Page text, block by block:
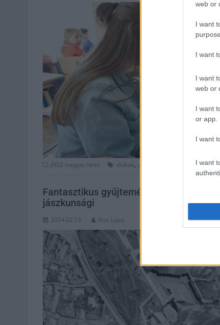
web or
I want
I want
I want
web or
I want
or app.
I want
I want
JNSZ megyei hírek diákok, digitális Jász-
Fantasztikus gyűjtemény, újabb 8000
jászkunsági
2024.02.13. Kiss Lajos